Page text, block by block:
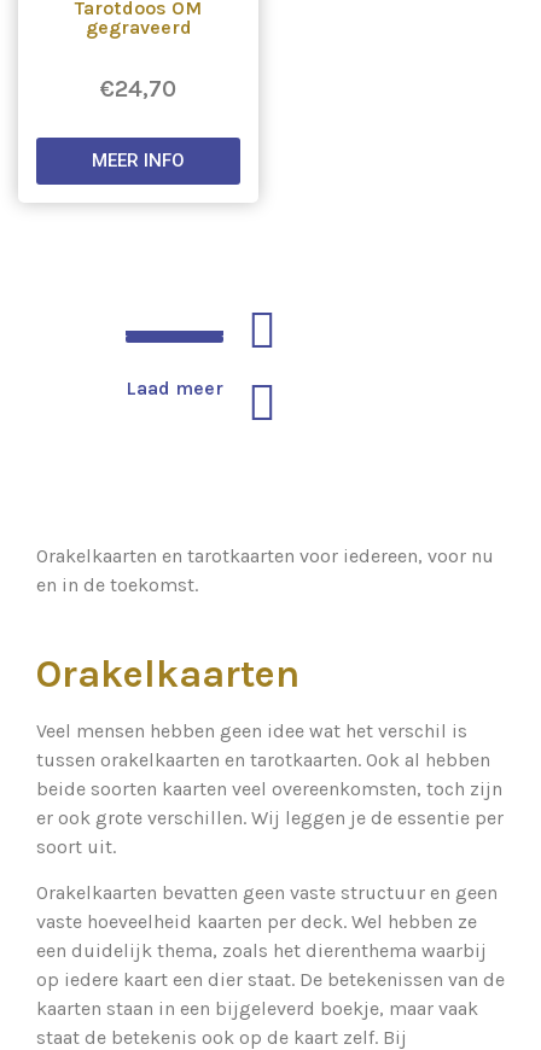
Tarotdoos OM
gegraveerd
€24,70
MEER INFO
Laad meer
Orakelkaarten en tarotkaarten voor iedereen, voor nu
en in de toekomst.
Orakelkaarten
Veel mensen hebben geen idee wat het verschil is
tussen orakelkaarten en tarotkaarten. Ook al hebben
beide soorten kaarten veel overeenkomsten, toch zijn
er ook grote verschillen. Wij leggen je de essentie per
soort uit.
Orakelkaarten bevatten geen vaste structuur en geen
vaste hoeveelheid kaarten per deck. Wel hebben ze
een duidelijk thema, zoals het dierenthema waarbij
op iedere kaart een dier staat. De betekenissen van de
kaarten staan in een bijgeleverd boekje, maar vaak
staat de betekenis ook op de kaart zelf. Bij